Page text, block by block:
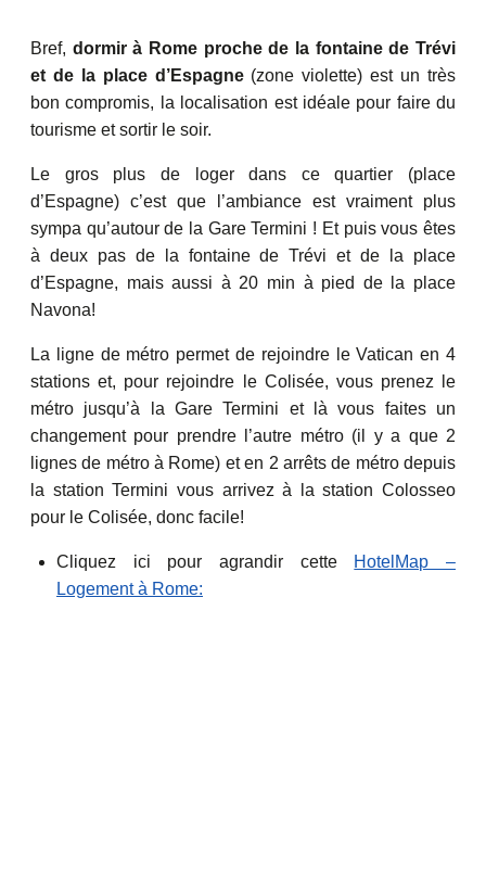
Bref, dormir à Rome proche de la fontaine de Trévi
et de la place d’Espagne(zone violette) est un très
bon compromis, la localisation est idéale pour faire du
tourisme et sortir le soir.
Le gros plus de loger dans ce quartier (place
d’Espagne) c’est que l’ambiance est vraiment plus
sympa qu’autour de la Gare Termini ! Et puis vous êtes
à deux pas de la fontaine de Trévi et de la place
d’Espagne, mais aussi à 20 min à pied de la place
Navona!
La ligne de métro permet de rejoindre le Vatican en 4
stations et, pour rejoindre le Colisée, vous prenez le
métro jusqu’à la Gare Termini et là vous faites un
changement pour prendre l’autre métro (il y a que 2
lignes de métro à Rome) et en 2 arrêts de métro depuis
la station Termini vous arrivez à la station Colosseo
pour le Colisée, donc facile!
Cliquez ici pour agrandir cette HotelMap –
Logement à Rome: